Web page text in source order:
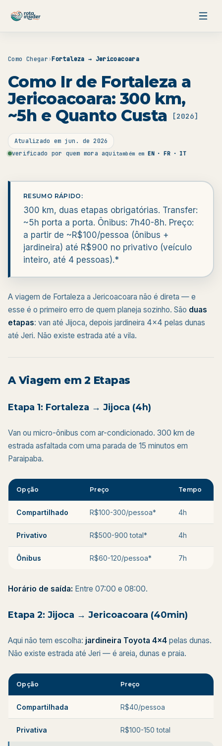
Como Chegar›Fortaleza → Jericoacoara
Como Ir de Fortaleza a
Jericoacoara: 300 km,
~5h e Quanto Custa [2026]
Atualizado em jun. de 2026
verificado por quem mora aquitambém emEN · FR · IT
RESUMO RÁPIDO:
300 km, duas etapas obrigatórias. Transfer:
~5h porta a porta. Ônibus: 7h40-8h. Preço:
a partir de ~R$100/pessoa (ônibus +
jardineira) até R$900 no privativo (veículo
inteiro, até 4 pessoas).*
A viagem de Fortaleza a Jericoacoara não é direta — e
esse é o primeiro erro de quem planeja sozinho. São duas
etapas: van até Jijoca, depois jardineira 4x4 pelas dunas
até Jeri. Não existe estrada até a vila.
A Viagem em 2 Etapas
Etapa 1: Fortaleza → Jijoca (4h)
Van ou micro-ônibus com ar-condicionado. 300 km de
estrada asfaltada com uma parada de 15 minutos em
Paraipaba.
Opção Preço Tempo
Compartilhado R$100-300/pessoa* 4h
Privativo R$500-900 total* 4h
Ônibus R$60-120/pessoa* 7h
Horário de saída: Entre 07:00 e 08:00.
Etapa 2: Jijoca → Jericoacoara (40min)
Aqui não tem escolha: jardineira Toyota 4x4 pelas dunas.
Não existe estrada até Jeri — é areia, dunas e praia.
Opção Preço
Compartilhada R$40/pessoa
Privativa R$100-150 total